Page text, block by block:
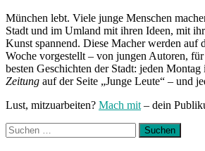
München lebt. Viele junge Menschen
Stadt und im Umland mit ihren Ideen, mit
Kunst spannend. Diese Macher werden auf
Woche vorgestellt – von jungen Autoren,
besten Geschichten der Stadt: jeden Montag
Zeitung auf der Seite „Junge Leute“ – und
Lust, mitzuarbeiten? Mach mit – dein
Suchen
nach: